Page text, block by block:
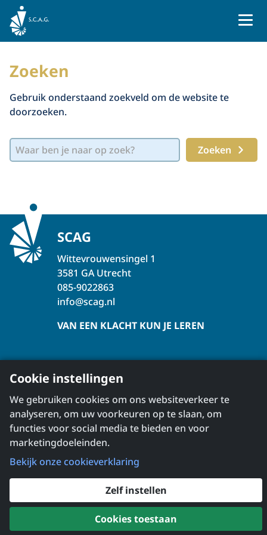
Cookie instellingen
We gebruiken cookies om ons websiteverkeer te
analyseren, om uw voorkeuren op te slaan, om
functies voor social media te bieden en voor
marketingdoeleinden.
Bekijk onze cookieverklaring
Zelf instellen
Cookies toestaan
Naar homepage
Zoeken
Gebruik onderstaand zoekveld om de website te
doorzoeken.
Zoeken
SCAG
Wittevrouwensingel 1
3581 GA Utrecht
085-9022863
info@scag.nl
VAN EEN KLACHT KUN JE LEREN
Klachtbehandeling
Veelgestelde vragen
Nieuws
Workshops & webinars
Algemene Voorwaarden SCAG
Privacyverklaring SCAG
Aangesloten beroepsverenigingen
Zoeken